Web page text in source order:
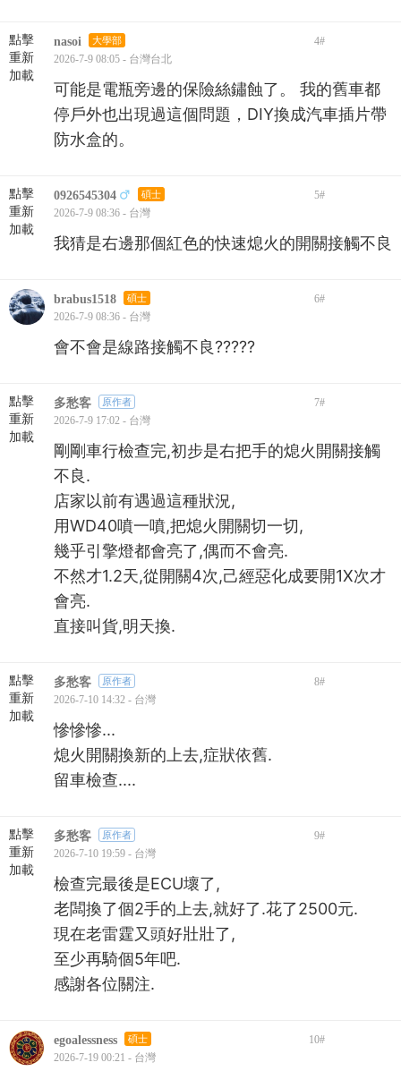
點擊
重新
加載
nasoi 大學部 4#
2026-7-9 08:05 - 台灣台北
可能是電瓶旁邊的保險絲鏽蝕了。 我的舊車都
停戶外也出現過這個問題，DIY換成汽車插片帶
防水盒的。
點擊
重新
加載
0926545304 碩士 5#
2026-7-9 08:36 - 台灣
我猜是右邊那個紅色的快速熄火的開關接觸不良
brabus1518 碩士 6#
2026-7-9 08:36 - 台灣
會不會是線路接觸不良?????
點擊
重新
加載
多愁客 原作者 7#
2026-7-9 17:02 - 台灣
剛剛車行檢查完,初步是右把手的熄火開關接觸
不良.
店家以前有遇過這種狀況,
用WD40噴一噴,把熄火開關切一切,
幾乎引擎燈都會亮了,偶而不會亮.
不然才1.2天,從開關4次,己經惡化成要開1X次才
會亮.
直接叫貨,明天換.
點擊
重新
加載
多愁客 原作者 8#
2026-7-10 14:32 - 台灣
慘慘慘...
熄火開關換新的上去,症狀依舊.
留車檢查....
點擊
重新
加載
多愁客 原作者 9#
2026-7-10 19:59 - 台灣
檢查完最後是ECU壞了,
老闆換了個2手的上去,就好了.花了2500元.
現在老雷霆又頭好壯壯了,
至少再騎個5年吧.
感謝各位關注.
egoalessness 碩士 10#
2026-7-19 00:21 - 台灣